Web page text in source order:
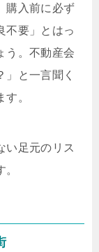
購入前に必ず
不要」とはっ
う。不動産会
と一言聞く
。
い足元のリス